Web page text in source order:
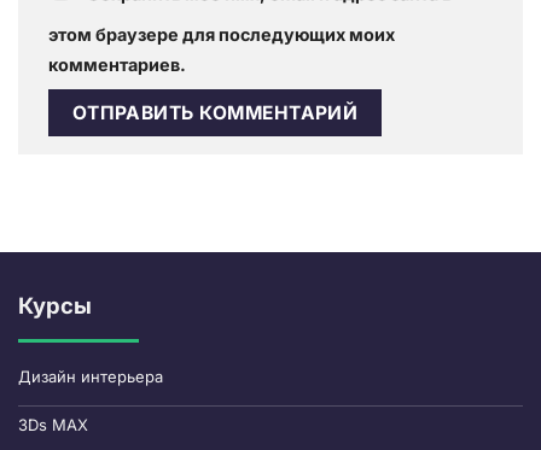
этом браузере для последующих моих
комментариев.
Курсы
Дизайн интерьера
3Ds MAX